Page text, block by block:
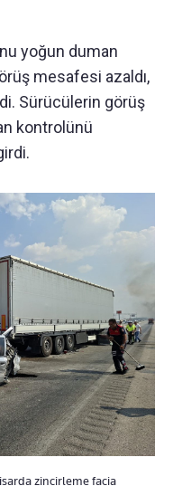
yoğun duman
mesafesi azaldı,
Sürücülerin görüş
kontrolünü
zincirleme facia